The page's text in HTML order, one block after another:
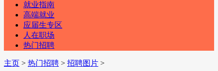
就业指南
高端就业
应届生专区
人在职场
热门招聘
主页 > 热门招聘 > 招聘图片 >